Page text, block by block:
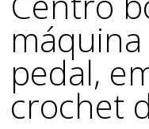
pedal,
crochet